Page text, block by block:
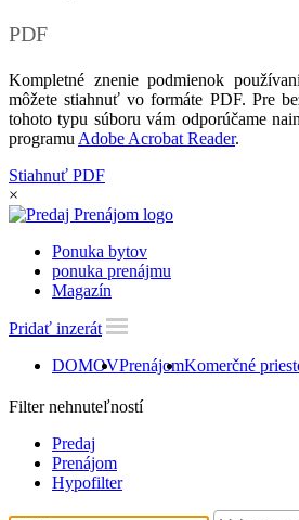
PDF
Kompletné znenie podmienok
môžete stiahnuť vo formáte PDF. Pre
tohoto typu súboru vám odporúčame
programu Adobe Acrobat Reader.
Stiahnuť PDF
×
Ponuka bytov
ponuka prenájmu
Magazín
Pridať inzerát
DOMOVPrenájomKomerčné
Filter nehnuteľností
Predaj
Prenájom
Hypofilter